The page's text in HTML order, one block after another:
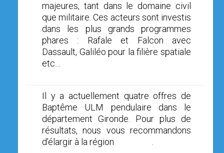
majeures, tant dans le domaine civil
que militaire. Ces acteurs sont investis
dans les plus grands programmes
phares : Rafale et Falcon avec
Dassault, Galiléo pour la filière spatiale
etc…
Il y a actuellement quatre offres de
Baptême ULM pendulaire dans le
département Gironde. Pour plus de
résultats, nous vous recommandons
d'élargir à la région